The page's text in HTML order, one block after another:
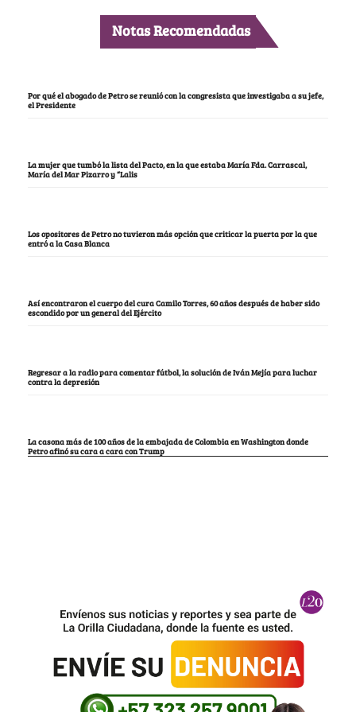
Notas Recomendadas
Por qué el abogado de Petro se reunió con la congresista que investigaba a su jefe,
el Presidente
La mujer que tumbó la lista del Pacto, en la que estaba María Fda. Carrascal,
María del Mar Pizarro y “Lalis
Los opositores de Petro no tuvieron más opción que criticar la puerta por la que
entró a la Casa Blanca
Así encontraron el cuerpo del cura Camilo Torres, 60 años después de haber sido
escondido por un general del Ejército
Regresar a la radio para comentar fútbol, la solución de Iván Mejía para luchar
contra la depresión
La casona más de 100 años de la embajada de Colombia en Washington donde
Petro afinó su cara a cara con Trump